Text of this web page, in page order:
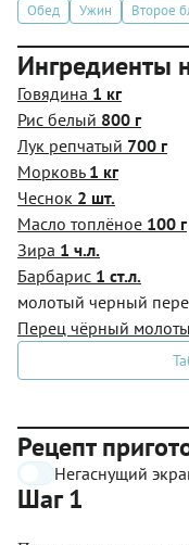
Обед Ужин Второе
Ингредиенты
Говядина 1 кг
Рис белый 800 г
Лук репчатый 700 г
Морковь 1 кг
Чеснок 2 шт.
Масло топлёное 100 г
Зира 1 ч.л.
Барбарис 1 ст.л.
молотый черный
Перец чёрный
Рецепт
Негаснущий
Шаг 1